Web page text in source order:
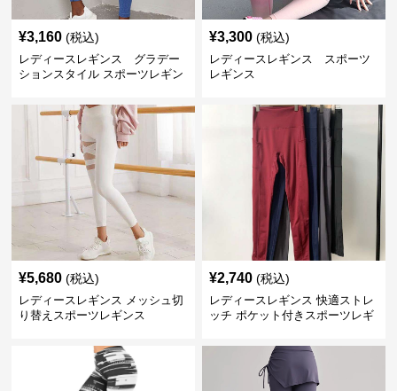
¥3,160 (税込)
レディースレギンス グラデー
ションスタイル スポーツレギン
¥3,300 (税込)
レディースレギンス スポーツ
レギンス
¥5,680 (税込)
レディースレギンス メッシュ切
り替えスポーツレギンス
¥2,740 (税込)
レディースレギンス 快適ストレ
ッチ ポケット付きスポーツレギ